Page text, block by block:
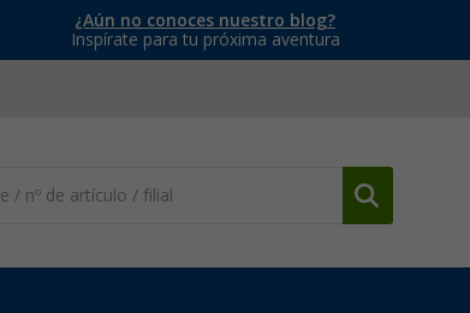
¿Aún no conoces nuestro blog?
Inspírate para tu próxima aventura